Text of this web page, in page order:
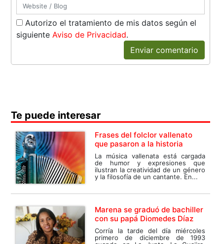
Autorizo el tratamiento de mis datos según el
siguiente Aviso de Privacidad.
Enviar comentario
Te puede interesar
Frases del folclor vallenato
que pasaron a la historia
La música vallenata está cargada
de humor y expresiones que
ilustran la creatividad de un género
y la filosofía de un cantante. En...
Marena se graduó de bachiller
con su papá Diomedes Díaz
Corría la tarde del día miércoles
primero de diciembre de 1993